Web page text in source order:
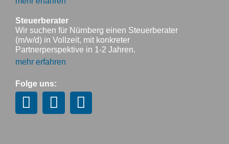
Steuerberater
Wir suchen für Nürnberg einen Steuerberater
(m/w/d) in Vollzeit, mit konkreter
Partnerperspektive in 1-2 Jahren.
mehr erfahren
Folge uns: